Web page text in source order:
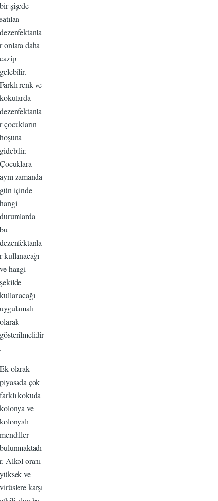
bir şişede
satılan
dezenfektanla
r onlara daha
cazip
gelebilir.
Farklı renk ve
kokularda
dezenfektanla
r çocukların
hoşuna
gidebilir.
Çocuklara
aynı zamanda
gün içinde
hangi
durumlarda
bu
dezenfektanla
r kullanacağı
ve hangi
şekilde
kullanacağı
uygulamalı
olarak
gösterilmelidir
.
Ek olarak
piyasada çok
farklı kokuda
kolonya ve
kolonyalı
mendiller
bulunmaktadı
r. Alkol oranı
yüksek ve
virüslere karşı